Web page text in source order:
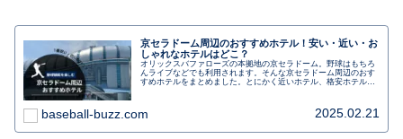
京セラドーム周辺のおすすめホテル！安い・近い・お
しゃれなホテルはどこ？
オリックスバファローズの本拠地の京セラドーム。野球はもちろ
んライブなどでも利用されます。そんな京セラドーム周辺のおす
すめホテルをまとめました。とにかく近いホテル、格安ホテル、
baseball-buzz.com 2025.02.21